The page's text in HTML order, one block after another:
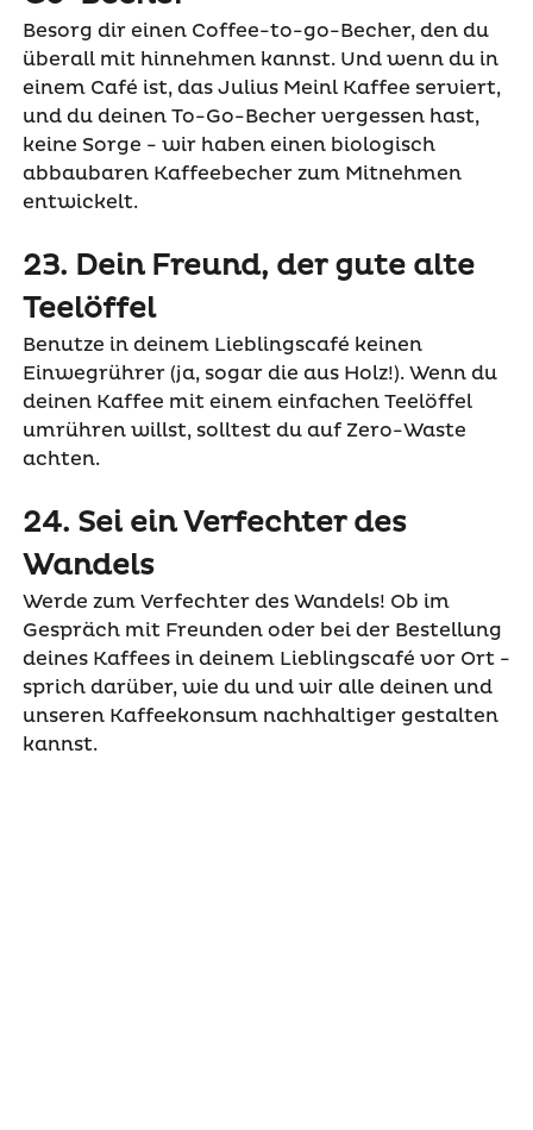
Besorg dir einen Coffee-to-go-Becher, den du
überall mit hinnehmen kannst. Und wenn du in
einem Café ist, das Julius Meinl Kaffee serviert,
und du deinen To-Go-Becher vergessen hast,
keine Sorge - wir haben einen biologisch
abbaubaren Kaffeebecher zum Mitnehmen
entwickelt.
23. Dein Freund, der gute alte
Teelöffel
Benutze in deinem Lieblingscafé keinen
Einwegrührer (ja, sogar die aus Holz!). Wenn du
deinen Kaffee mit einem einfachen Teelöffel
umrühren willst, solltest du auf Zero-Waste
achten.
24. Sei ein Verfechter des
Wandels
Werde zum Verfechter des Wandels! Ob im
Gespräch mit Freunden oder bei der Bestellung
deines Kaffees in deinem Lieblingscafé vor Ort -
sprich darüber, wie du und wir alle deinen und
unseren Kaffeekonsum nachhaltiger gestalten
kannst.